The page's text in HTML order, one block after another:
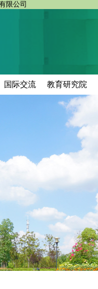
限公司
国际交流 教育研究院